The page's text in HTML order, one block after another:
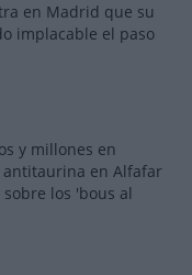
en Madrid que su
implacable el paso
y millones en
en Alfafar
los 'bous al